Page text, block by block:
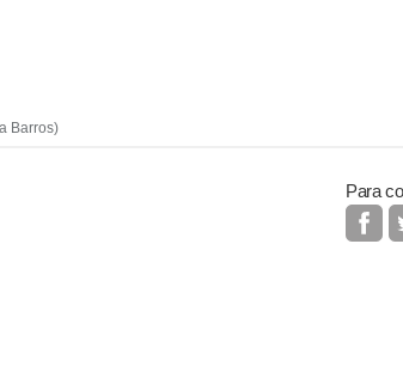
Barros)
Para